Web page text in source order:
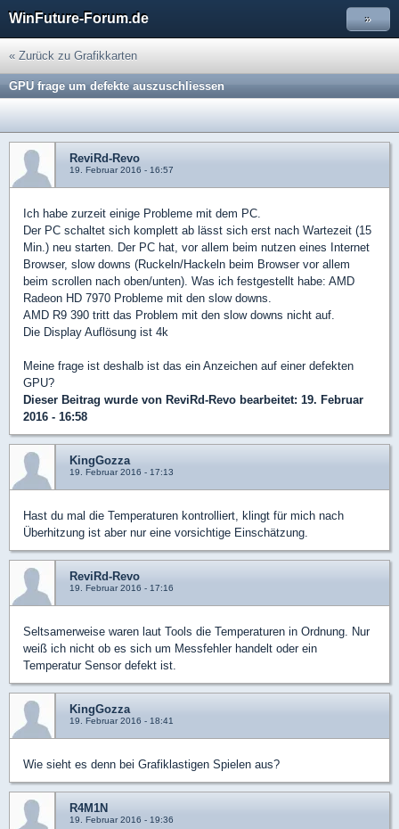
WinFuture-Forum.de »
« Zurück zu Grafikkarten
GPU frage um defekte auszuschliessen
ReviRd-Revo
19. Februar 2016 - 16:57
Ich habe zurzeit einige Probleme mit dem PC.
Der PC schaltet sich komplett ab lässt sich erst nach Wartezeit (15
Min.) neu starten. Der PC hat, vor allem beim nutzen eines Internet
Browser, slow downs (Ruckeln/Hackeln beim Browser vor allem
beim scrollen nach oben/unten). Was ich festgestellt habe: AMD
Radeon HD 7970 Probleme mit den slow downs.
AMD R9 390 tritt das Problem mit den slow downs nicht auf.
Die Display Auflösung ist 4k
Meine frage ist deshalb ist das ein Anzeichen auf einer defekten
GPU?
Dieser Beitrag wurde von ReviRd-Revo bearbeitet: 19. Februar
2016 - 16:58
KingGozza
19. Februar 2016 - 17:13
Hast du mal die Temperaturen kontrolliert, klingt für mich nach
Überhitzung ist aber nur eine vorsichtige Einschätzung.
ReviRd-Revo
19. Februar 2016 - 17:16
Seltsamerweise waren laut Tools die Temperaturen in Ordnung. Nur
weiß ich nicht ob es sich um Messfehler handelt oder ein
Temperatur Sensor defekt ist.
KingGozza
19. Februar 2016 - 18:41
Wie sieht es denn bei Grafiklastigen Spielen aus?
R4M1N
19. Februar 2016 - 19:36